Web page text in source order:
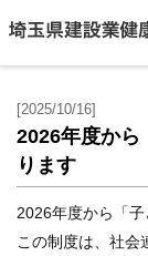
健
の
し
[2025/10/16]
2026年度から
ります
2026年度から「子
この制度は、社会